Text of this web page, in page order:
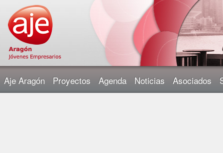
Aje Aragón Proyectos Agenda Noticias Asociados